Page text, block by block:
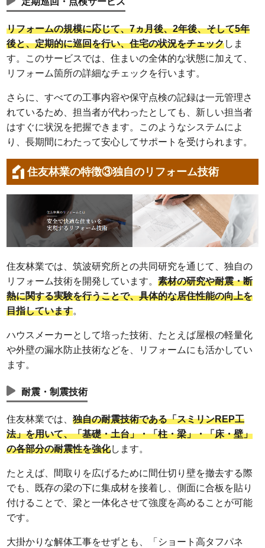
リフォームの規模に応じて、7ヵ月後、2年後、そして5年
後と、定期的に巡回を行い、住宅の状況をチェックしま
す。このサービスでは、住まいの全体的な状態に加えて、
リフォーム箇所の詳細なチェックを行います。
さらに、すべての工事内容や保守点検の記録は一元管理さ
れているため、担当者が代わったとしても、新しい担当者
はすぐに状況を把握できます。このようなシステムによ
り、長期間にわたって安心してサポートを受けられます。
住友林業の特徴③独自のリフォーム技術
住友林業では、筑波研究所との共同研究を通じて、独自の
リフォーム技術を開発しています。素材の研究や耐震・断
熱に関する実験を行うことで、具体的な居住性能の向上を
目指しています。
ハウスメーカーとして培った技術、たとえば屋根の軽量化
や外壁の漏水防止技術などを、リフォームにも活かしてい
ます。
耐震・制震技術
住友林業では、独自の耐震技術である「スミリンREP工
法」を用いて、「基礎・土台」・「柱・梁」・「床・壁」
の各部分の耐震性を強化します。
たとえば、間取りを広げるために間仕切り壁を撤去する際
でも、既存の梁の下に集成材を接着し、側面に合板を貼り
付けることで、梁と一体化させて強度を高めることが可能
です。
大掛かりな解体工事をせずとも、「ショート高タフパネ